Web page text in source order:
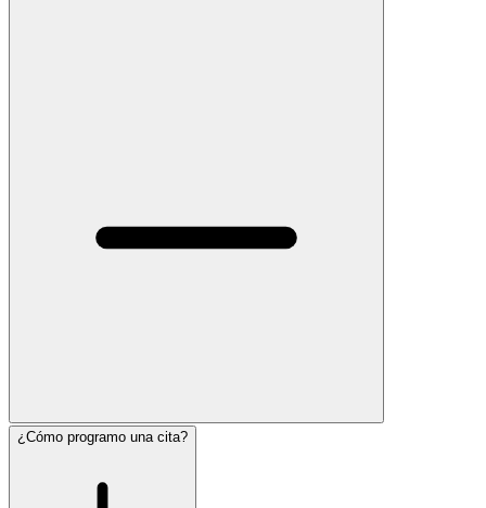
¿Cómo programo una cita?